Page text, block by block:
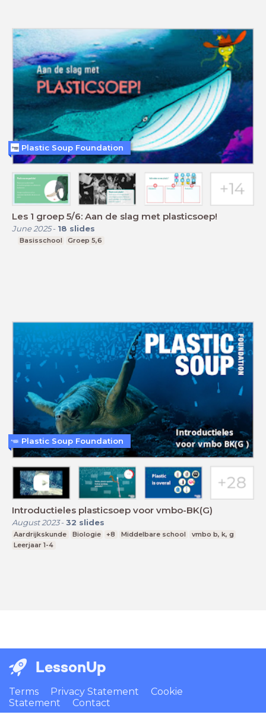
Les 1 groep 5/6: Aan de slag met plasticsoep!
June 2025- 18 slides
Basisschool Groep 5,6
Plastic Soup Foundation
Introductieles plasticsoep voor vmbo-BK(G)
August 2023- 32 slides
Aardrijkskunde Biologie +8 Middelbare school
vmbo b, k, g
Leerjaar 1-4
Plastic Soup Foundation
LessonUp
Terms Privacy Statement
Cookie
Statement
Contact